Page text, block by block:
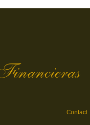
Contact